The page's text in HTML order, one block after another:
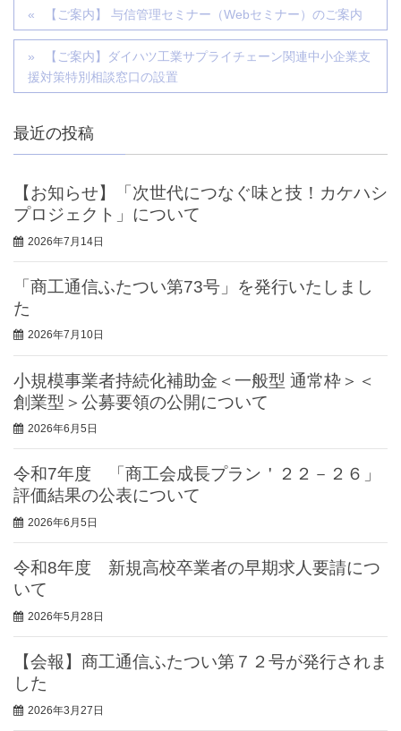
【ご案内】 与信管理セミナー（Webセミナー）のご案内
【ご案内】ダイハツ工業サプライチェーン関連中小企業支
援対策特別相談窓口の設置
最近の投稿
【お知らせ】「次世代につなぐ味と技！カケハシ
プロジェクト」について
2026年7月14日
「商工通信ふたつい第73号」を発行いたしまし
た
2026年7月10日
小規模事業者持続化補助金＜一般型 通常枠＞＜
創業型＞公募要領の公開について
2026年6月5日
令和7年度 「商工会成長プラン＇２２－２６」
評価結果の公表について
2026年6月5日
令和8年度 新規高校卒業者の早期求人要請につ
いて
2026年5月28日
【会報】商工通信ふたつい第７２号が発行されま
した
2026年3月27日